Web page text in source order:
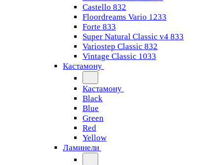
Castello 832
Floordreams Vario 1233
Forte 833
Super Natural Classic v4 833
Variostep Classic 832
Vintage Classic 1033
Кастамону
Кастамону
Black
Blue
Green
Red
Yellow
Ламинели